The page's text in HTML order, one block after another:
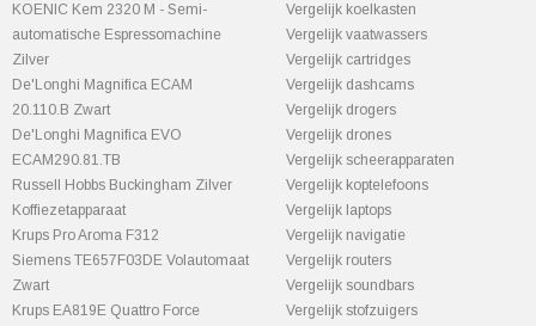
KOENIC Kem 2320 M - Semi-
automatische Espressomachine
Zilver
De'Longhi Magnifica ECAM
20.110.B Zwart
De'Longhi Magnifica EVO
ECAM290.81.TB
Russell Hobbs Buckingham Zilver
Koffiezetapparaat
Krups Pro Aroma F312
Siemens TE657F03DE Volautomaat
Zwart
Krups EA819E Quattro Force
Vergelijk koelkasten
Vergelijk vaatwassers
Vergelijk cartridges
Vergelijk dashcams
Vergelijk drogers
Vergelijk drones
Vergelijk scheerapparaten
Vergelijk koptelefoons
Vergelijk laptops
Vergelijk navigatie
Vergelijk routers
Vergelijk soundbars
Vergelijk stofzuigers